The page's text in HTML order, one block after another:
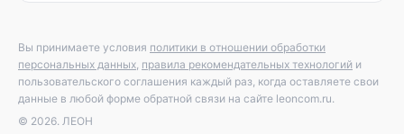
Вы принимаете условия политики в отношении обработки
персональных данных правила рекомендательных технологий и
пользовательского соглашения каждый раз, когда оставляете свои
данные в любой форме обратной связи на сайте leoncom.ru.
© 2026. ЛЕОН